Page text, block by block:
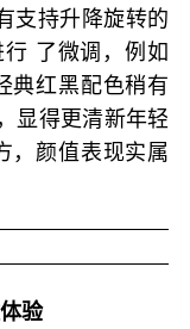
支持升降旋转的
了微调，例如
典红黑配色稍有
显得更清新年轻
，颜值表现实属
验